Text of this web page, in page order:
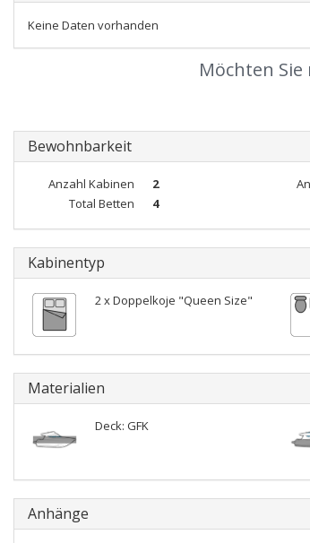
Keine Daten vorhanden
Möchten
Bewohnbarkeit
Anzahl Kabinen 2
Total Betten
4
Kabinentyp
2 x Doppelkoje "Queen Size"
Materialien
Deck: GFK
Anhänge